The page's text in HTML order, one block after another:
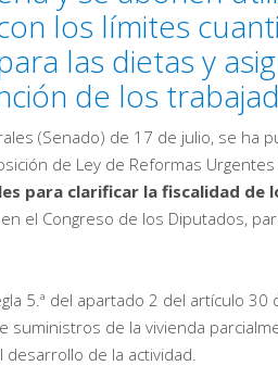
los límites
las dietas y
de los
(Senado) de 17 de julio, se ha
de Ley de Reformas
para clarificar la fiscalidad
el Congreso de los Diputados,
5.ª del apartado 2 del artículo 30
suministros de la vivienda
de la actividad.